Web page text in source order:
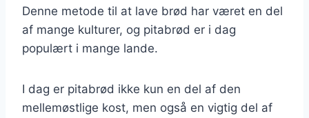
Denne metode til at lave brød har været en del
af mange kulturer, og pitabrød er i dag
populært i mange lande.
I dag er pitabrød ikke kun en del af den
mellemøstlige kost, men også en vigtig del af